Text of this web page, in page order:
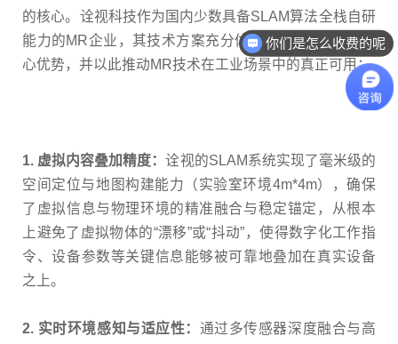
的核心。诠视科技作为国内少数具备SLAM算法全栈自研
能力的MR企业，其技术方案充分体现了SLAM的三大核
心优势，并以此推动MR技术在工业场景中的真正可用：
1. 虚拟内容叠加精度：诠视的SLAM系统实现了毫米级的
空间定位与地图构建能力（实验室环境4m*4m），确保
了虚拟信息与物理环境的精准融合与稳定锚定，从根本
上避免了虚拟物体的“漂移”或“抖动”，使得数字化工作指
令、设备参数等关键信息能够被可靠地叠加在真实设备
之上。
2. 实时环境感知与适应性： 通过多传感器深度融合与高
你们是怎么收费的呢